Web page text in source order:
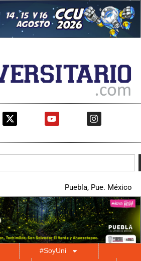
Puebla, Pue. México
#SoyUni